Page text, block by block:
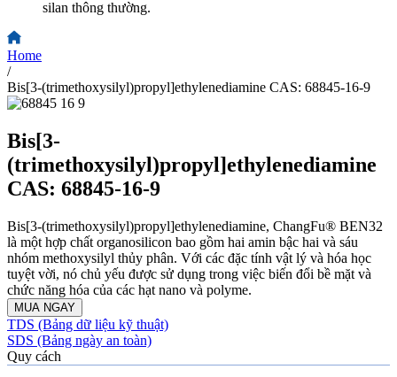
silan thông thường.
Home
/
Bis[3-(trimethoxysilyl)propyl]ethylenediamine CAS: 68845-16-9
Bis[3-
(trimethoxysilyl)propyl]ethylenediamine
CAS: 68845-16-9
Bis[3-(trimethoxysilyl)propyl]ethylenediamine, ChangFu® BEN32
là một hợp chất organosilicon bao gồm hai amin bậc hai và sáu
nhóm methoxysilyl thủy phân. Với các đặc tính vật lý và hóa học
tuyệt vời, nó chủ yếu được sử dụng trong việc biến đổi bề mặt và
chức năng hóa của các hạt nano và polyme.
MUA NGAY
TDS (Bảng dữ liệu kỹ thuật)
SDS (Bảng ngày an toàn)
Quy cách